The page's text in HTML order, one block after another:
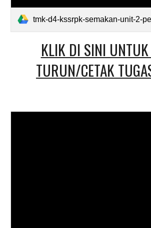
tmk-d4-kssrpk-semakan-unit-2-peluncur-web-
KLIK DI SINI
TURUN/CETAK